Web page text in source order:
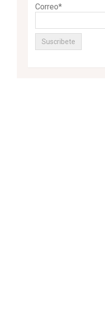
Correo*